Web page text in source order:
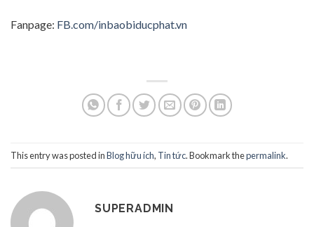
Fanpage: FB.com/inbaobiducphat.vn
This entry was posted inBlog hữu ích, Tin tức. Bookmark thepermalink.
SUPERADMIN